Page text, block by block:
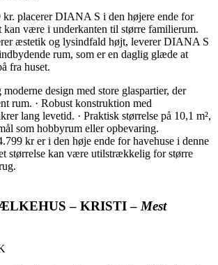
kr. placerer DIANA S i den højere ende for
kan være i underkanten til større familierum.
æstetik og lysindfald højt, leverer DIANA S
rum, som er en daglig glæde at
fra huset.
moderne design med store glaspartier, der
rum. · Robust konstruktion med
lang levetid. · Praktisk størrelse på 10,1 m²,
som hobbyrum eller opbevaring.
kr er i den høje ende for havehuse i denne
størrelse kan være utilstrækkelig for større
– KRISTI – Mest